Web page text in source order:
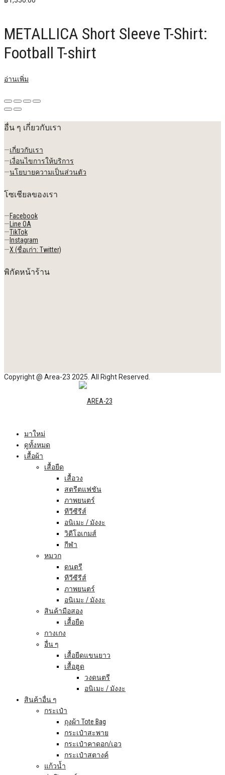
METALLICA Short Sleeve T-Shirt:
Football T-shirt
อ่านเพิ่ม
อื่น ๆ เกี่ยวกับเรา
—เกี่ยวกับเรา
—เงื่อนไขการให้บริการ
—นโยบายความเป็นส่วนตัว
โซเชียลของเรา
—Facebook
— Line OA
—TikTok
— Instagram
—X (ชื่อเก่า: Twitter)
พิกัดหน้าร้าน
Copyright @ Area-23 2025. All Right Reserved.
มาใหม่
ดูทั้งหมด
เสื้อผ้า
เสื้อยืด
เสื้อวง
สตรีตแฟชัน
ภาพยนตร์
ทีวีซีรีส์
อนิเมะ / มังงะ
วิดีโอเกมส์
กีฬา
หมวก
ดนตรี
ทีวีซีรีส์
ภาพยนตร์
อนิเมะ / มังงะ
สินค้ามือสอง
เสื้อยืด
กางเกง
อื่น ๆ
เสื้อยืดแขนยาว
เสื้อฮูด
วงดนตรี
อนิเมะ / มังงะ
สินค้าอื่น ๆ
กระเป๋า
ถุงผ้า Tote Bag
กระเป๋าสะพาย
กระเป๋าคาดอก/เอว
กระเป๋าสตางค์
แก้วน้ำ